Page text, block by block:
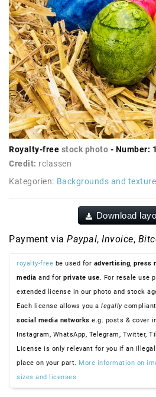
Royalty-free stock photo - Number:
Credit: rclassen
Kategorien: Backgrounds and
Download
Payment via Paypal, Invoice,
royalty-free be used for advertising, press
media and for private use. For resale use
extended license in our photo and stock
Each license allows you a legally
social media networks e.g. posts & cover
Instagram, WhatsApp, Telegram, Twitter,
License is only relevant for you if an
place on your part. More information on
sizes and licenses